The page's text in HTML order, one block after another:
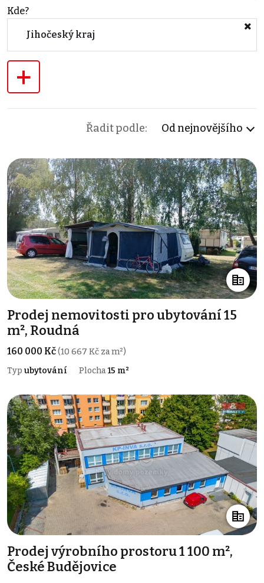
Kde?
Jihočeský kraj
+
Řadit podle: Od nejnovějšího
Prodej nemovitosti pro ubytování 15
m², Roudná
160 000 Kč(10 667 Kč za m²)
Typ ubytování Plocha15 m²
Prodej výrobního prostoru 1 100 m²,
České Budějovice